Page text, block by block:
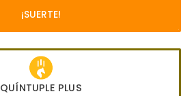
¡SUERTE!
QUÍNTUPLE PLUS